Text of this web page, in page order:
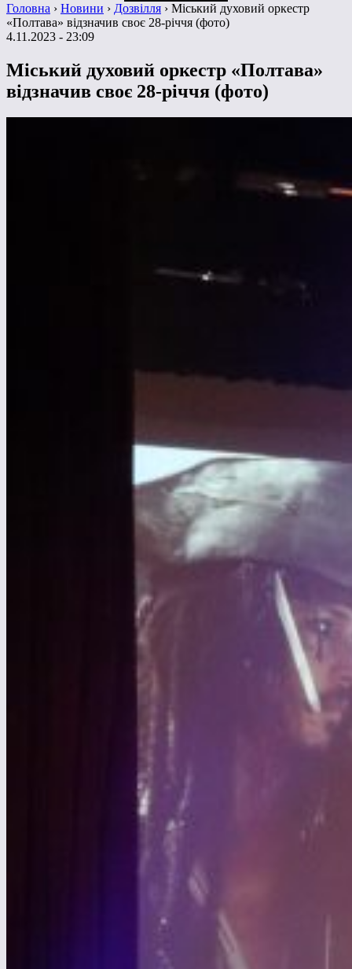
Головна › Новини › Дозвілля › Міський духовий оркестр
«Полтава» відзначив своє 28-річчя (фото)
4.11.2023 - 23:09
Міський духовий оркестр «Полтава»
відзначив своє 28-річчя (фото)